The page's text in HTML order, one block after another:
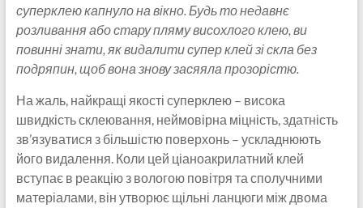
суперклею капнуло на вікно. Будь то недавнє
розливання або стару пляму висохлого клею, ви
повинні знати, як видалити супер клей зі скла без
подряпин, щоб вона знову засяяла прозорістю.
На жаль, найкращі якості суперклею – висока
швидкість склеювання, неймовірна міцність, здатність
зв’язуватися з більшістю поверхонь – ускладнюють
його видалення. Коли цей ціаноакрилатний клей
вступає в реакцію з вологою повітря та сполучними
матеріалами, він утворює щільні ланцюги між двома